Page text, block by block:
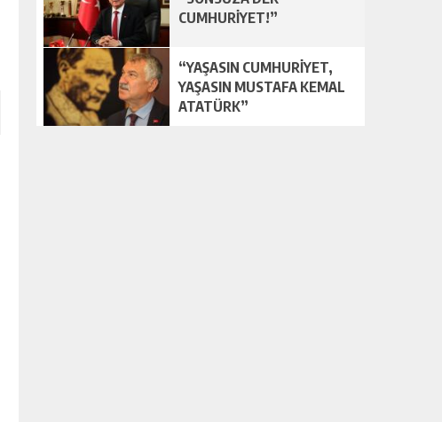
CUMHURİYET!”
“YAŞASIN CUMHURİYET,
YAŞASIN MUSTAFA KEMAL
ATATÜRK”